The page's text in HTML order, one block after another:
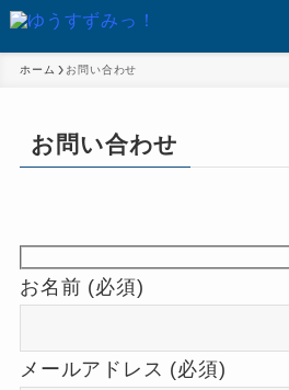
ホーム お問い合わせ
お問い合わせ
お名前 (必須)
メールアドレス (必須)